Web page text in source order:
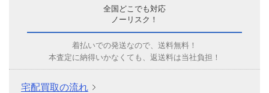
全国どこでも対応
ノーリスク！
着払いでの発送なので、送料無料！
本査定に納得いかなくても、返送料は当社負担！
宅配買取の流れ